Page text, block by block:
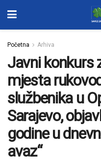
Početna Arhiva
Javni konkurs
mjesta
službenika u
Sarajevo,
godine u
avaz“